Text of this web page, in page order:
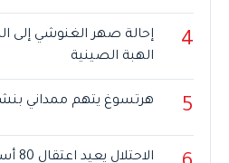
4
إحالة صهر الغنوشي إلى
الهبة الصينية
5 هرتسوغ يتهم ممداني